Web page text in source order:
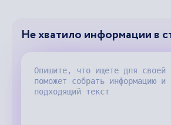
Не хватило информации в